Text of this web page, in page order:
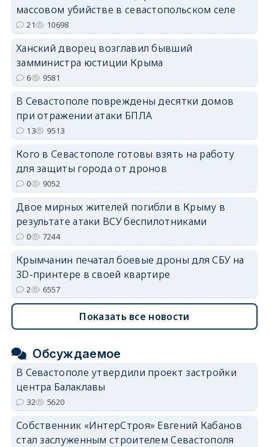
erid: 2SDnjdvhGXG
массовом убийстве в севастопольском селе
21 10698
Ханский дворец возглавил бывший
замминистра юстиции Крыма
6 9581
В Севастополе повреждены десятки домов
при отражении атаки БПЛА
13 9513
Кого в Севастополе готовы взять на работу
для защиты города от дронов
0 9052
Двое мирных жителей погибли в Крыму в
результате атаки ВСУ беспилотниками
0 7244
Крымчанин печатал боевые дроны для СБУ на
3D-принтере в своей квартире
2 6557
Показать все новости
Обсуждаемое
В Севастополе утвердили проект застройки
центра Балаклавы
32 5620
Собственник «ИнтерСтроя» Евгений Кабанов
стал заслуженным строителем Севастополя